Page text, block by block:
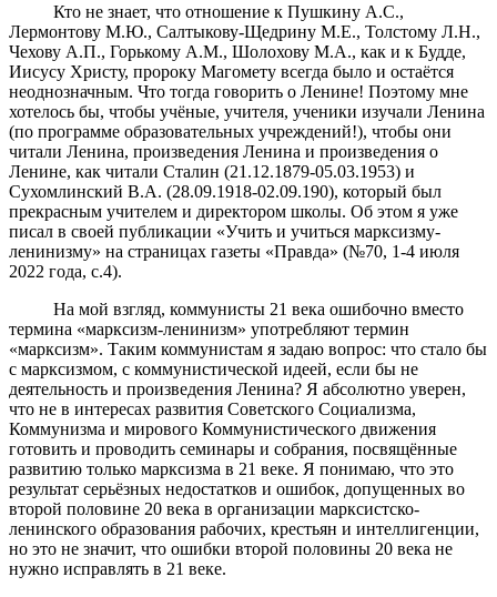
Кто не знает, что отношение к Пушкину А.С.,
Лермонтову М.Ю., Салтыкову-Щедрину М.Е., Толстому Л.Н.,
Чехову А.П., Горькому А.М., Шолохову М.А., как и к Будде,
Иисусу Христу, пророку Магомету всегда было и остаётся
неоднозначным. Что тогда говорить о Ленине! Поэтому мне
хотелось бы, чтобы учёные, учителя, ученики изучали Ленина
(по программе образовательных учреждений!), чтобы они
читали Ленина, произведения Ленина и произведения о
Ленине, как читали Сталин (21.12.1879-05.03.1953) и
Сухомлинский В.А. (28.09.1918-02.09.190), который был
прекрасным учителем и директором школы. Об этом я уже
писал в своей публикации «Учить и учиться марксизму-
ленинизму» на страницах газеты «Правда» (№70, 1-4 июля
2022 года, с.4).
На мой взгляд, коммунисты 21 века ошибочно вместо
термина «марксизм-ленинизм» употребляют термин
«марксизм». Таким коммунистам я задаю вопрос: что стало бы
с марксизмом, с коммунистической идеей, если бы не
деятельность и произведения Ленина? Я абсолютно уверен,
что не в интересах развития Советского Социализма,
Коммунизма и мирового Коммунистического движения
готовить и проводить семинары и собрания, посвящённые
развитию только марксизма в 21 веке. Я понимаю, что это
результат серьёзных недостатков и ошибок, допущенных во
второй половине 20 века в организации марксистско-
ленинского образования рабочих, крестьян и интеллигенции,
но это не значит, что ошибки второй половины 20 века не
нужно исправлять в 21 веке.